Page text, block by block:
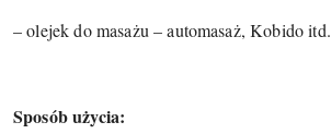
– olejek do masażu – automasaż, Kobido itd.
Sposób użycia: